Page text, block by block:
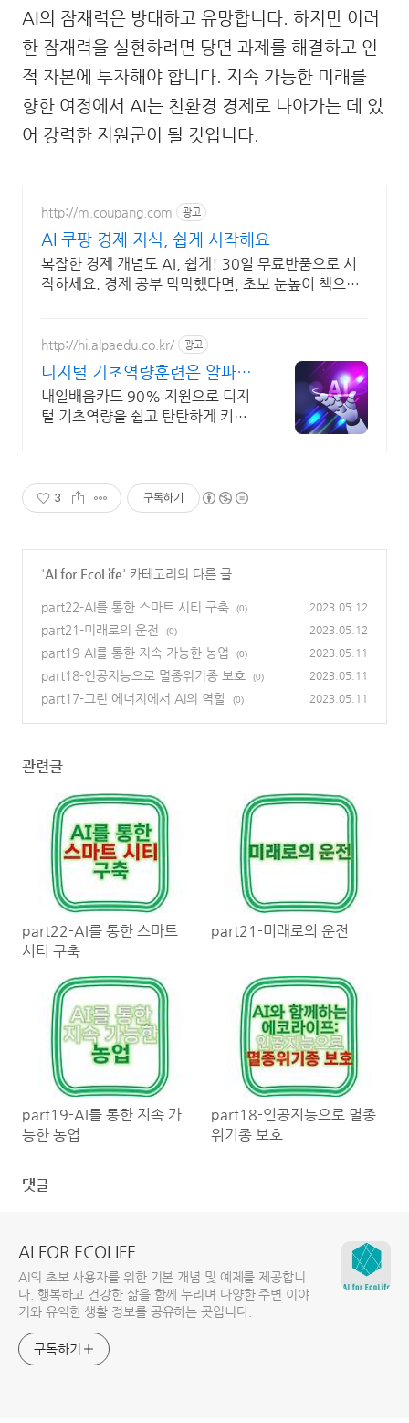
AI의 잠재력은 방대하고 유망합니다. 하지만 이러
한 잠재력을 실현하려면 당면 과제를 해결하고 인
적 자본에 투자해야 합니다. 지속 가능한 미래를
향한 여정에서 AI는 친환경 경제로 나아가는 데 있
어 강력한 지원군이 될 것입니다.
http://m.coupang.com 광고
AI 쿠팡 경제 지식, 쉽게 시작해요
복잡한 경제 개념도 AI, 쉽게! 30일 무료반품으로 시
작하세요. 경제 공부 막막했다면, 초보 눈높이 책으로
http://hi.alpaedu.co.kr/ 광고
디지털 기초역량훈련은 알파코
AI 어플리케이션 개발
내일배움카드 90% 지원으로 디지
털 기초역량을 쉽고 탄탄하게 키워
3 구독하기
'AI for EcoLife' 카테고리의 다른 글
part22-AI를 통한 스마트 시티 구축 (0) 2023.05.12
part21-미래로의 운전 (0) 2023.05.12
part19-AI를 통한 지속 가능한 농업 (0) 2023.05.11
part18-인공지능으로 멸종위기종 보호 (0) 2023.05.11
part17-그린 에너지에서 AI의 역할 (0) 2023.05.11
관련글
part22-AI를 통한 스마트
시티 구축
part21-미래로의 운전
part19-AI를 통한 지속 가
능한 농업
part18-인공지능으로 멸종
위기종 보호
댓글
AI FOR ECOLIFE
AI의 초보 사용자를 위한 기본 개념 및 예제를 제공합니
다. 행복하고 건강한 삶을 함께 누리며 다양한 주변 이야
기와 유익한 생활 정보를 공유하는 곳입니다.
구독하기